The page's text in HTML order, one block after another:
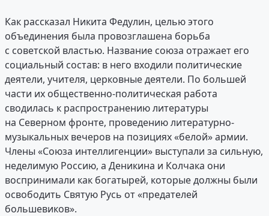
Как рассказал Никита Федулин, целью этого
объединения была провозглашена борьба
с советской властью. Название союза отражает его
социальный состав: в него входили политические
деятели, учителя, церковные деятели. По большей
части их общественно-политическая работа
сводилась к распространению литературы
на Северном фронте, проведению литературно-
музыкальных вечеров на позициях «белой» армии.
Члены «Союза интеллигенции» выступали за сильную,
неделимую Россию, а Деникина и Колчака они
воспринимали как богатырей, которые должны были
освободить Святую Русь от «предателей
большевиков».